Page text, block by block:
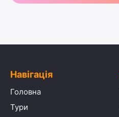
Навігація
Головна
Тури